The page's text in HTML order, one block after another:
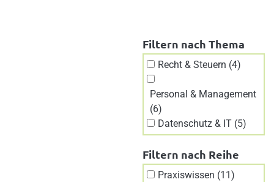
Filtern nach Thema
Recht & Steuern (4)
Personal & Management
(6)
Datenschutz & IT (5)
Filtern nach Reihe
Praxiswissen (11)